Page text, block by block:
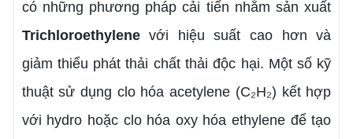
có những phương pháp cải tiến nhằm sản xuất
Trichloroethylenevới hiệu suất cao hơn và
giảm thiểu phát thải chất thải độc hại. Một số kỹ
thuật sử dụng clo hóa acetylene (C₂H₂) kết hợp
với hydro hoặc clo hóa oxy hóa ethylene để tạo